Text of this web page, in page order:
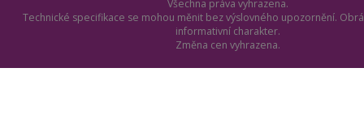
Všechna práva vyhrazena.
Technické specifikace se mohou měnit bez výslovného upozornění.
informativní charakter.
Změna cen vyhrazena.